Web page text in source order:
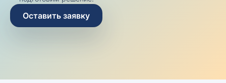
Оставить заявку